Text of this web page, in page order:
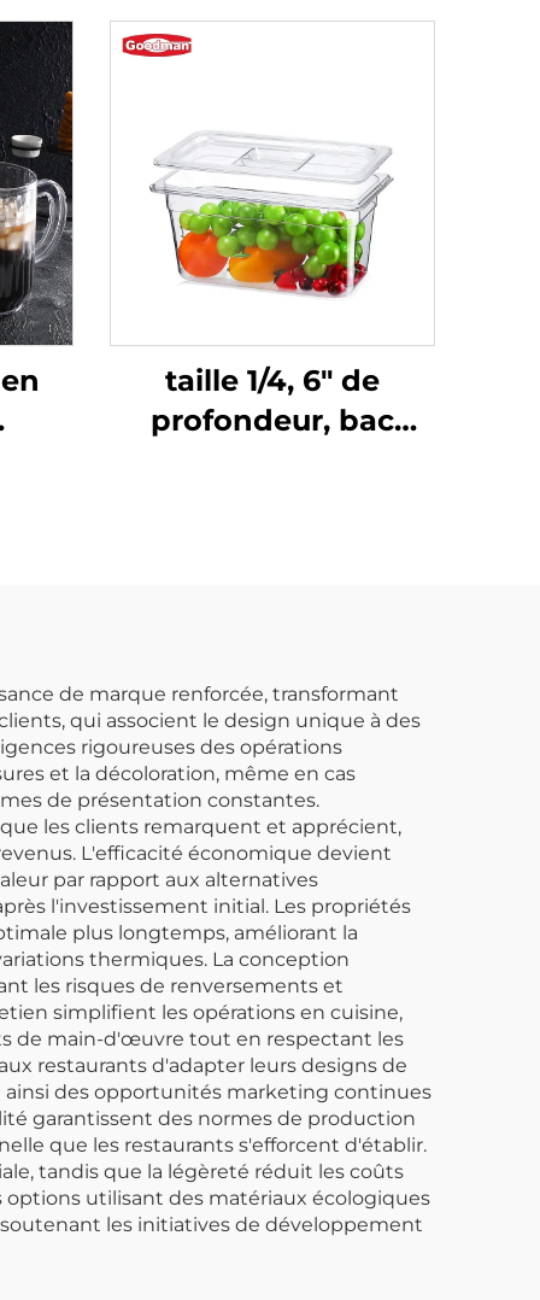
taille 1/4, 6" de
profondeur, bac
de marque renforcée, transformant
qui associent le design unique à des
rigoureuses des opérations
et la décoloration, même en cas
de présentation constantes.
les clients remarquent et apprécient,
L'efficacité économique devient
par rapport aux alternatives
l'investissement initial. Les propriétés
plus longtemps, améliorant la
thermiques. La conception
les risques de renversements et
simplifient les opérations en cuisine,
de main-d'œuvre tout en respectant les
restaurants d'adapter leurs designs de
des opportunités marketing continues
garantissent des normes de production
que les restaurants s'efforcent d'établir.
tandis que la légèreté réduit les coûts
utilisant des matériaux écologiques
les initiatives de développement